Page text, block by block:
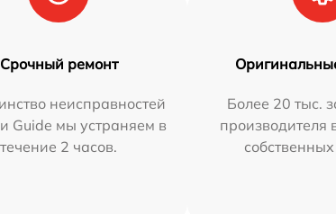
Срочный ремонт
неисправностей
Guide мы устраняем в
течение 2 часов.
Более 20 тыс.
производителя